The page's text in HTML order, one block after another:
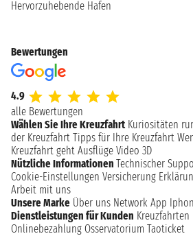
Hervorzuhebende Hafen
Bewertungen
4.9
alle Bewertungen
Wählen Sie Ihre Kreuzfahrt Kuriositäten
der Kreuzfahrt Tipps für Ihre Kreuzfahrt
Kreuzfahrt geht Ausflüge Video 3D
Nützliche Informationen Technischer
Cookie-Einstellungen Versicherung
Arbeit mit uns
Unsere Marke Über uns Network App
Dienstleistungen für Kunden Kreuzfahrten
Onlinebezahlung Osservatorium Taoticket